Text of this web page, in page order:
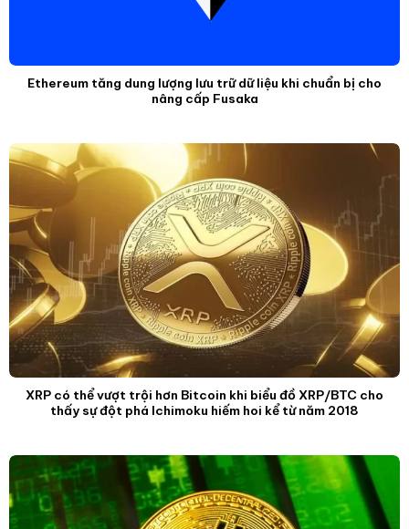
Ethereum tăng dung lượng lưu trữ dữ liệu khi chuẩn bị cho
nâng cấp Fusaka
XRP có thể vượt trội hơn Bitcoin khi biểu đồ XRP/BTC cho
thấy sự đột phá Ichimoku hiếm hoi kể từ năm 2018